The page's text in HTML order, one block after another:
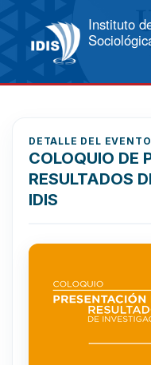
Instituto
DETALLE DEL EVENTO
COLOQUIO DE
RESULTADOS
IDIS